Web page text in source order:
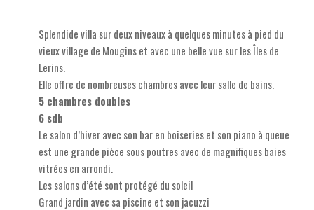
Splendide villa sur deux niveaux à quelques minutes à pied du
vieux village de Mougins et avec une belle vue sur les Îles de
Lerins.
Elle offre de nombreuses chambres avec leur salle de bains.
5 chambres doubles
6 sdb
Le salon d’hiver avec son bar en boiseries et son piano à queue
est une grande pièce sous poutres avec de magnifiques baies
vitrées en arrondi.
Les salons d’été sont protégé du soleil
Grand jardin avec sa piscine et son jacuzzi